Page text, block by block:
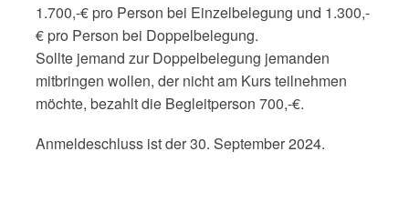
1.700,-€ pro Person bei Einzelbelegung und 1.300,-
€ pro Person bei Doppelbelegung.
Sollte jemand zur Doppelbelegung jemanden
mitbringen wollen, der nicht am Kurs teilnehmen
möchte, bezahlt die Begleitperson 700,-€.
Anmeldeschluss ist der 30. September 2024.